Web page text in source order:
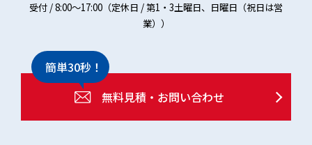
受付 / 8:00～17:00（定休日 / 第1・3土曜日、日曜日（祝日は営
業））
簡単30秒！
無料見積・お問い合わせ